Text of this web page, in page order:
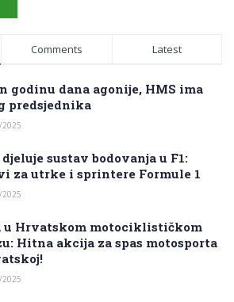
Comments Latest
godinu dana agonije, HMS ima
predsjednika
sustav bodovanja u F1:
za utrke i sprintere Formule 1
u Hrvatskom motociklističkom
Hitna akcija za spas motosporta